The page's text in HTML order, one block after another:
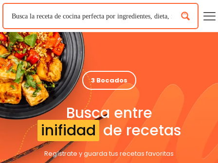
3 Bocados
Busca entre
inifidad de recetas
Regístrate y guarda tus recetas favoritas